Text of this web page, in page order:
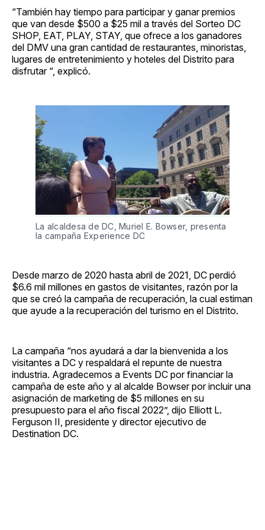
“También hay tiempo para participar y ganar premios
que van desde $500 a $25 mil a través del Sorteo DC
SHOP, EAT, PLAY, STAY, que ofrece a los ganadores
del DMV una gran cantidad de restaurantes, minoristas,
lugares de entretenimiento y hoteles del Distrito para
disfrutar “, explicó.
La alcaldesa de DC, Muriel E. Bowser, presenta
la campaña Experience DC
Desde marzo de 2020 hasta abril de 2021, DC perdió
$6.6 mil millones en gastos de visitantes, razón por la
que se creó la campaña de recuperación, la cual estiman
que ayude a la recuperación del turismo en el Distrito.
La campaña “nos ayudará a dar la bienvenida a los
visitantes a DC y respaldará el repunte de nuestra
industria. Agradecemos a Events DC por financiar la
campaña de este año y al alcalde Bowser por incluir una
asignación de marketing de $5 millones en su
presupuesto para el año fiscal 2022”, dijo Elliott L.
Ferguson II, presidente y director ejecutivo de
Destination DC.